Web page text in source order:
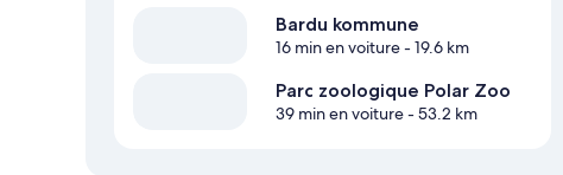
Bardu kommune
16 min en voiture- 19.6 km
Parc zoologique Polar Zoo
39 min en voiture- 53.2 km